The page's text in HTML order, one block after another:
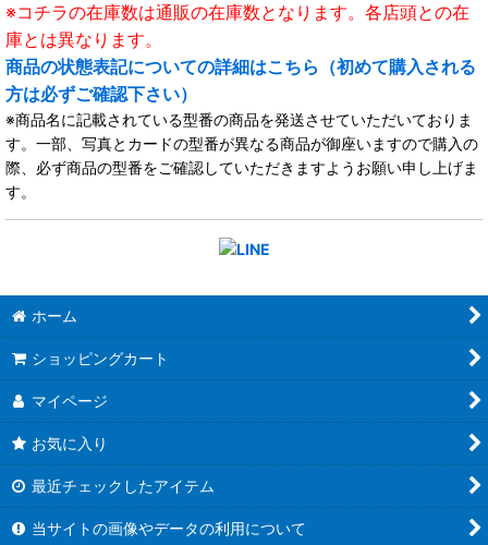
※コチラの在庫数は通販の在庫数となります。各店頭との在
庫とは異なります。
商品の状態表記についての詳細はこちら（初めて購入される
方は必ずご確認下さい）
※商品名に記載されている型番の商品を発送させていただいておりま
す。一部、写真とカードの型番が異なる商品が御座いますので購入の
際、必ず商品の型番をご確認していただきますようお願い申し上げま
す。
ホーム
ショッピングカート
マイページ
お気に入り
最近チェックしたアイテム
当サイトの画像やデータの利用について